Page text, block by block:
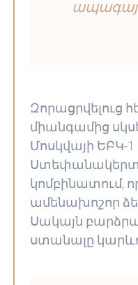
Զորացրվելուց
միանգամից
Մոսկվայի ԵԲԿ-
կոմբինատում,
ամենախոշոր
Սակայն
ստանալը